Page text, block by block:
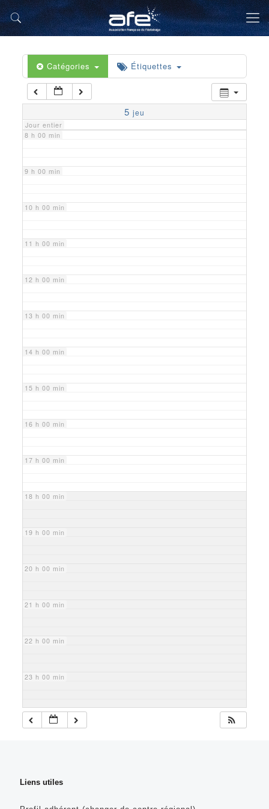
Catégories Étiquettes
5 jeu
Jour entier
5 h 00 min
6 h 00 min
7 h 00 min
8 h 00 min
9 h 00 min
10 h 00 min
11 h 00 min
12 h 00 min
13 h 00 min
14 h 00 min
15 h 00 min
16 h 00 min
17 h 00 min
18 h 00 min
19 h 00 min
20 h 00 min
21 h 00 min
22 h 00 min
23 h 00 min
Liens utiles